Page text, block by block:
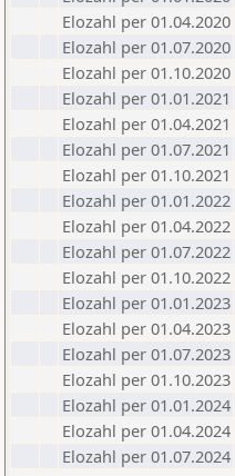
Elozahl per 01.04.2020
Elozahl per 01.07.2020
Elozahl per 01.10.2020
Elozahl per 01.01.2021
Elozahl per 01.04.2021
Elozahl per 01.07.2021
Elozahl per 01.10.2021
Elozahl per 01.01.2022
Elozahl per 01.04.2022
Elozahl per 01.07.2022
Elozahl per 01.10.2022
Elozahl per 01.01.2023
Elozahl per 01.04.2023
Elozahl per 01.07.2023
Elozahl per 01.10.2023
Elozahl per 01.01.2024
Elozahl per 01.04.2024
Elozahl per 01.07.2024